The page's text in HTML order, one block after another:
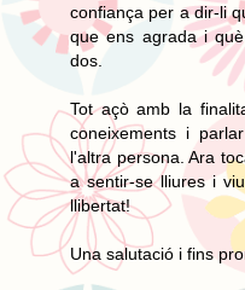
confiança per a dir-li
que ens agrada i
dos.
Tot açò amb la
coneixements i
l'altra persona. Ara
a sentir-se lliures i
llibertat!
Una salutació i fins